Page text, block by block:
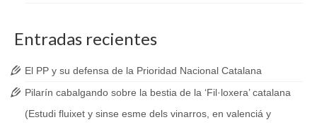
Entradas recientes
El PP y su defensa de la Prioridad Nacional Catalana
Pilarín cabalgando sobre la bestia de la ‘Fil·loxera’ catalana
(Estudi fluixet y sinse esme dels vinarros, en valenciá y